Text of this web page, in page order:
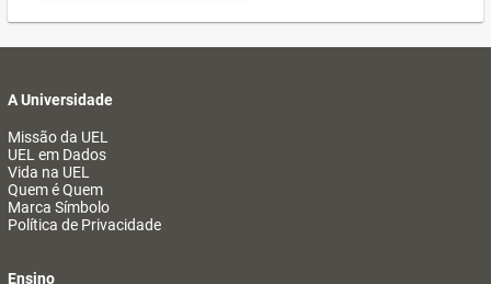
A Universidade
Missão da UEL
UEL em Dados
Vida na UEL
Quem é Quem
Marca Símbolo
Política de Privacidade
Ensino